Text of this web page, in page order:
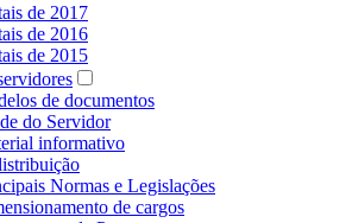
de 2017
de 2016
de 2015
de documentos
do Servidor
informativo
Normas e Legislações
de cargos